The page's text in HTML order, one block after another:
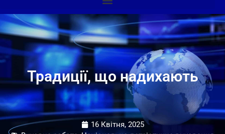
Традиції, що надихають
16 Квітня, 2025